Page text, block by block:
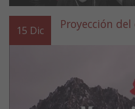
15 Dic Proyección